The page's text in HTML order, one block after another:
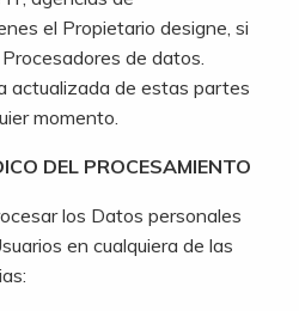
el Propietario designe, si
de datos.
actualizada de estas partes
momento.
DEL PROCESAMIENTO
los Datos personales
en cualquiera de las